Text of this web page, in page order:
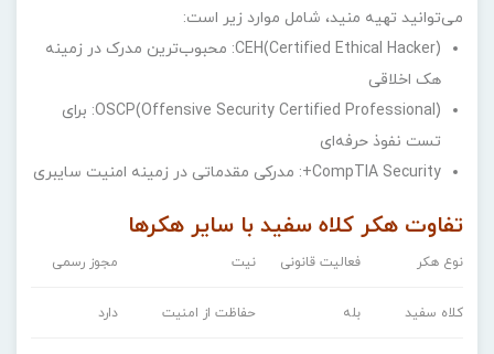
می‌توانید تهیه منید، شامل موارد زیر است:
CEH(Certified Ethical Hacker): محبوب‌ترین مدرک در زمینه
هک اخلاقی
OSCP(Offensive Security Certified Professional): برای
تست نفوذ حرفه‌ای
CompTIA Security+: مدرکی مقدماتی در زمینه امنیت سایبری
تفاوت هکر کلاه سفید با سایر هکرها
نوع هکر فعالیت قانونی نیت مجوز رسمی
کلاه سفید بله حفاظت از امنیت دارد